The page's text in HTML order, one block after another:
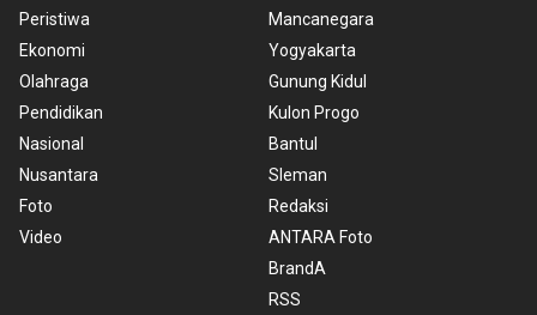
Peristiwa
Ekonomi
Olahraga
Pendidikan
Nasional
Nusantara
Foto
Video
Mancanegara
Yogyakarta
Gunung Kidul
Kulon Progo
Bantul
Sleman
Redaksi
ANTARA Foto
BrandA
RSS